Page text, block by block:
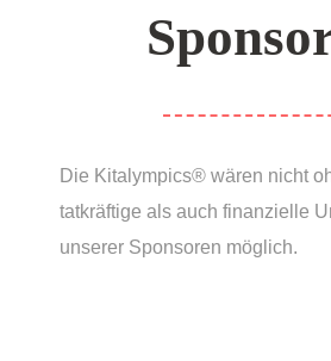
Die Kitalympics® wären nicht
tatkräftige als auch finanzielle
unserer Sponsoren möglich.